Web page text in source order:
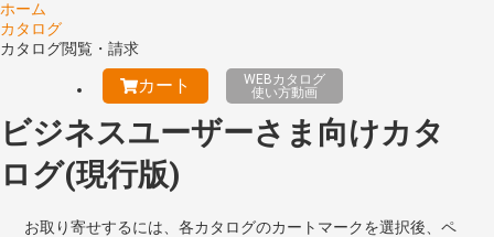
ホーム
カタログ
カタログ閲覧・請求
カート
WEBカタログ
使い方動画
ビジネスユーザーさま向けカタ
ログ(現行版)
お取り寄せするには、各カタログのカートマークを選択後、ペ